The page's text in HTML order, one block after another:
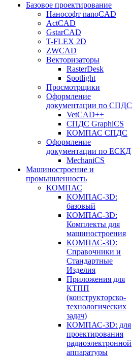
Базовое проектирование
Нанософт nanoCAD
ActCAD
GstarCAD
T-FLEX 2D
ZWCAD
Векторизаторы
RasterDesk
Spotlight
Просмотрщики
Оформление
документации по СПДС
VetCAD++
СПДС GraphiCS
КОМПАС СПДС
Оформление
документации по ЕСКД
MechaniCS
Машиностроение и
промышленность
КОМПАС
КОМПАС-3D:
базовый
КОМПАС-3D:
Комплекты для
машиностроения
КОМПАС-3D:
Справочники и
Стандартные
Изделия
Приложения для
КТПП
(конструкторско-
технологических
задач)
КОМПАС-3D: для
проектирования
радиоэлектронной
аппаратуры